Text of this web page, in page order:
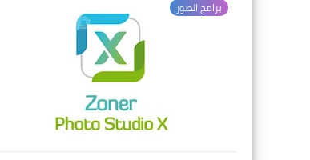
برامج الصور